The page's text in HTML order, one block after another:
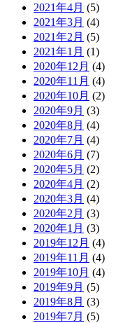
2021年4月 (5)
2021年3月 (4)
2021年2月 (5)
2021年1月 (1)
2020年12月 (4)
2020年11月 (4)
2020年10月 (2)
2020年9月 (3)
2020年8月 (4)
2020年7月 (4)
2020年6月 (7)
2020年5月 (2)
2020年4月 (2)
2020年3月 (4)
2020年2月 (3)
2020年1月 (3)
2019年12月 (4)
2019年11月 (4)
2019年10月 (4)
2019年9月 (5)
2019年8月 (3)
2019年7月 (5)